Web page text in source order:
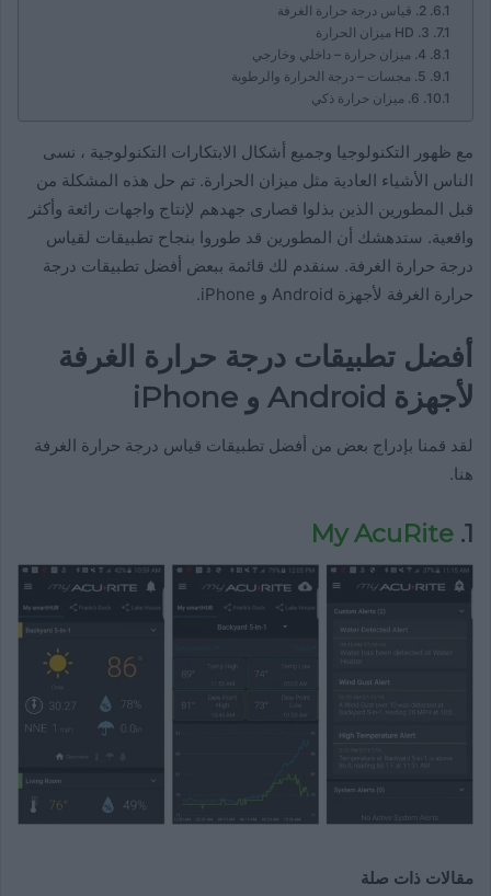
2. قياس درجة حرارة الغرفة
3. HD ميزان الحرارة
4. ميزان حرارة – داخلي وخارجي
5. مجسات – درجة الحرارة والرطوبة
6. ميزان حرارة ذكي
مع ظهور التكنولوجيا وجميع أشكال الابتكارات التكنولوجية ، نسى
الناس الأشياء العادية مثل ميزان الحرارة. تم حل هذه المشكلة من
قبل المطورين الذين بذلوا قصارى جهدهم لإنتاج واجهات رائعة وأكثر
واقعية. ستدهشك أن المطورين قد طوروا بنجاح تطبيقات لقياس
درجة حرارة الغرفة. سنقدم لك قائمة ببعض أفضل تطبيقات درجة
حرارة الغرفة لأجهزة Android و iPhone.
أفضل تطبيقات درجة حرارة الغرفة
لأجهزة Android و iPhone
لقد قمنا بإدراج بعض من أفضل تطبيقات قياس درجة حرارة الغرفة
هنا.
1.
My AcuRite
مقالات ذات صلة